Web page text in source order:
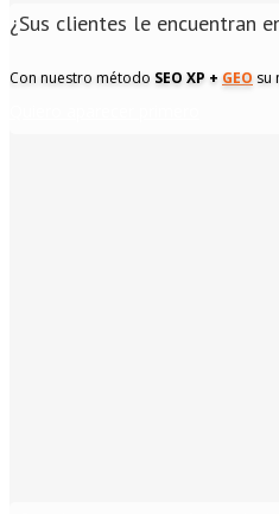
¿Sus clientes le encuentran
Con nuestro método SEO XP + GEO su